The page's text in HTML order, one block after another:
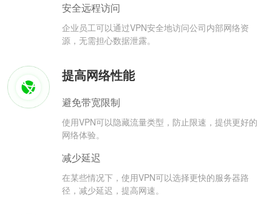
安全远程访问
企业员工可以通过VPN安全地访问公司内部网络资
源，无需担心数据泄露。
提高网络性能
避免带宽限制
使用VPN可以隐藏流量类型，防止限速，提供更好的
网络体验。
减少延迟
在某些情况下，使用VPN可以选择更快的服务器路
径，减少延迟，提高网速。